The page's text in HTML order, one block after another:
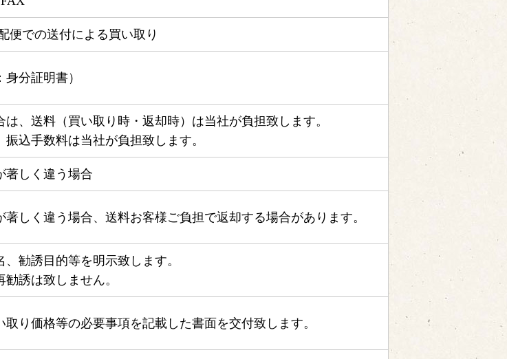
便での送付による買い取り
分証明書）
、送料（買い取り時・返却時）は当社が負担致します。
込手数料は当社が負担致します。
著しく違う場合
しく違う場合、送料お客様ご負担で返却する場合があります。
勧誘目的等を明示致します。
誘は致しません。
り価格等の必要事項を記載した書面を交付致します。